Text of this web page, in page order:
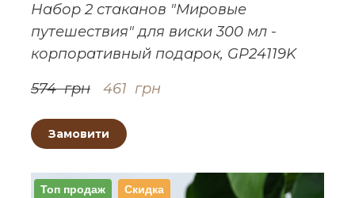
Набор 2 стаканов "Мировые
путешествия" для виски 300 мл -
корпоративный подарок, GP24119K
574  грн
461  грн
Замовити
Топ продаж Скидка